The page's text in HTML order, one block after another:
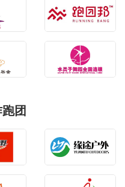
团